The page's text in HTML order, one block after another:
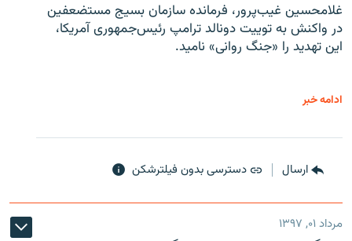
غلامحسین غیب‌پرور، فرمانده سازمان بسیج مستضعفین
در واکنش به توییت دونالد ترامپ رئیس‌جمهوری آمریکا،
این تهدید را «جنگ روانی» نامید.
ادامه خبر
ارسال دسترسی بدون فیلترشکن
مرداد ۰۱, ۱۳۹۷